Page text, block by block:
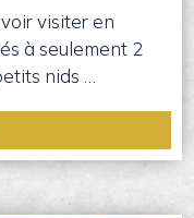
visiter en
à seulement 2
nids …